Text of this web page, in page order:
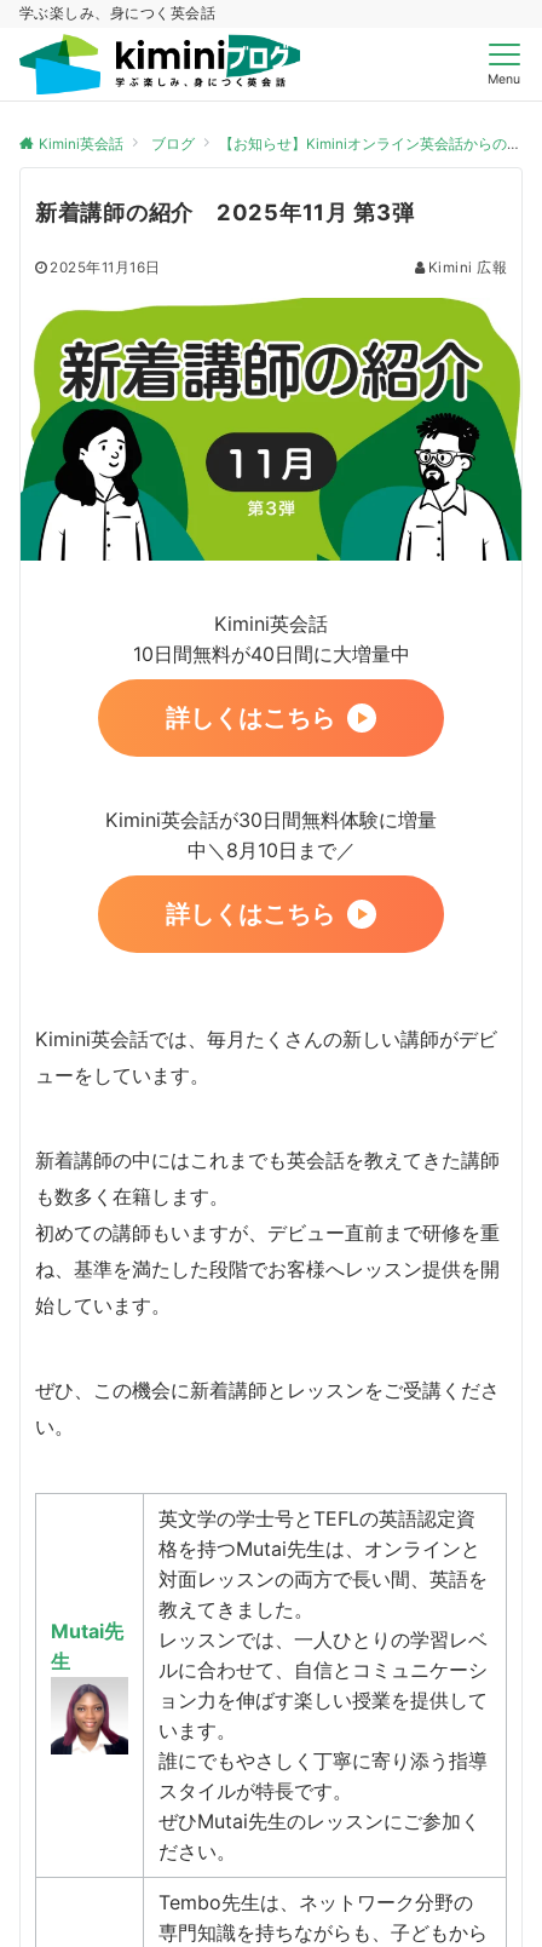
学ぶ楽しみ、身につく英会話
Menu
Kimini英会話 ブログ 【お知らせ】Kiminiオンライン英会話からのお知らせ
新着講師の紹介 2025年11月 第3弾
2025年11月16日 Kimini 広報
Kimini英会話
10日間無料が40日間に大増量中
詳しくはこちら
Kimini英会話が30日間無料体験に増量
中＼8月10日まで／
詳しくはこちら
Kimini英会話では、毎月たくさんの新しい講師がデビ
ューをしています。
新着講師の中にはこれまでも英会話を教えてきた講師
も数多く在籍します。
​初めての講師もいますが、デビュー直前まで研修を重
ね、基準を満たした段階でお客様へレッスン提供を開
始しています。
​ぜひ、この機会に新着講師とレッスンをご受講くださ
い。
Mutai先
生
英文学の学士号とTEFLの英語認定資
格を持つMutai先生は、オンラインと
対面レッスンの両方で長い間、英語を
教えてきました。
レッスンでは、一人ひとりの学習レベ
ルに合わせて、自信とコミュニケーシ
ョン力を伸ばす楽しい授業を提供して
います。
誰にでもやさしく丁寧に寄り添う指導
スタイルが特長です。
ぜひMutai先生のレッスンにご参加く
ださい。
Tembo先生は、ネットワーク分野の
専門知識を持ちながらも、子どもから